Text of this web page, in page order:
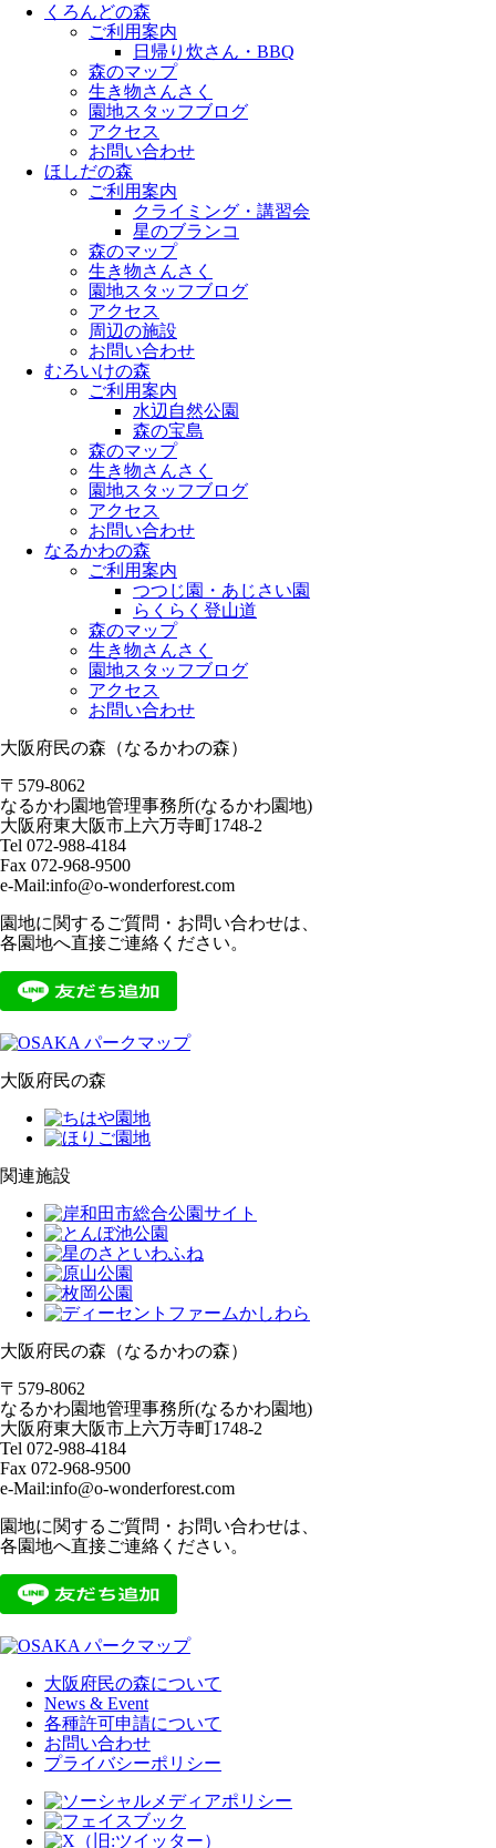
くろんどの森
ご利用案内
日帰り炊さん・BBQ
森のマップ
生き物さんさく
園地スタッフブログ
アクセス
お問い合わせ
ほしだの森
ご利用案内
クライミング・講習会
星のブランコ
森のマップ
生き物さんさく
園地スタッフブログ
アクセス
周辺の施設
お問い合わせ
むろいけの森
ご利用案内
水辺自然公園
森の宝島
森のマップ
生き物さんさく
園地スタッフブログ
アクセス
お問い合わせ
なるかわの森
ご利用案内
つつじ園・あじさい園
らくらく登山道
森のマップ
生き物さんさく
園地スタッフブログ
アクセス
お問い合わせ
大阪府民の森（なるかわの森）
〒579-8062
なるかわ園地管理事務所(なるかわ園地)
大阪府東大阪市上六万寺町1748-2
Tel 072-988-4184
Fax 072-968-9500
e-Mail:info@o-wonderforest.com
園地に関するご質問・お問い合わせは、
各園地へ直接ご連絡ください。
大阪府民の森
関連施設
大阪府民の森（なるかわの森）
〒579-8062
なるかわ園地管理事務所(なるかわ園地)
大阪府東大阪市上六万寺町1748-2
Tel 072-988-4184
Fax 072-968-9500
e-Mail:info@o-wonderforest.com
園地に関するご質問・お問い合わせは、
各園地へ直接ご連絡ください。
大阪府民の森について
News & Event
各種許可申請について
お問い合わせ
プライバシーポリシー